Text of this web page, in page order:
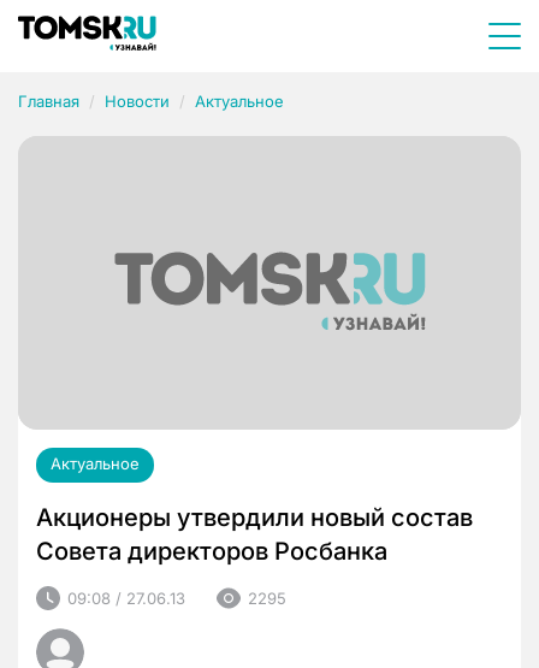
Главная Новости Актуальное
Актуальное
Акционеры утвердили новый состав
Совета директоров Росбанка
09:08 / 27.06.13 2295